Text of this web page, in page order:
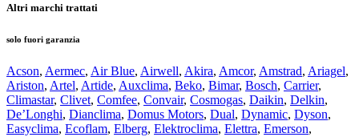
Altri marchi trattati
solo fuori garanzia
Acson, Aermec, Air Blue, Airwell, Akira, Amcor, Amstrad, Ariagel,
Ariston, Artel, Artide, Auxclima, Beko, Bimar, Bosch, Carrier,
Climastar, Clivet, Comfee, Convair, Cosmogas, Daikin, Delkin,
De’Longhi, Dianclima, Domus Motors, Dual, Dynamic, Dyson,
Easyclima, Ecoflam, Elberg, Elektroclima, Elettra, Emerson,